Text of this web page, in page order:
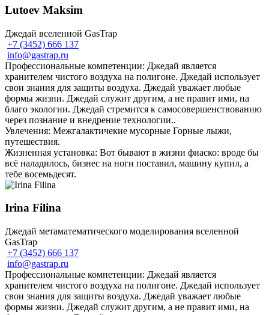
Lutoev Maksim
Джедай вселенной GasTrap
+7 (3452) 666 137
info@gastrap.ru
Профессиональные компетенции: Джедай является
хранителем чистого воздуха на полигоне. Джедай использует
свои знания для защиты воздуха. Джедай уважает любые
формы жизни. Джедай служит другим, а не правит ими, на
благо экологии. Джедай стремится к самосовершенствованию
через познание и внедрение технологии..
Увлечения: Межгалактичекие мусорные Горные лыжи,
путешествия.
Жизненная установка: Вот бывают в жизни фиаско: вроде бы
всё наладилось, бизнес на ноги поставил, машину купил, а
тебе восемьдесят.
Irina Filina
Джедай метаматематического моделирования вселенной
GasTrap
+7 (3452) 666 137
info@gastrap.ru
Профессиональные компетенции: Джедай является
хранителем чистого воздуха на полигоне. Джедай использует
свои знания для защиты воздуха. Джедай уважает любые
формы жизни. Джедай служит другим, а не правит ими, на